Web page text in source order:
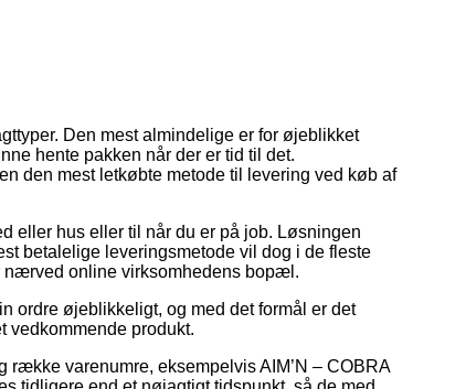
Den mest almindelige er for øjeblikket
hente pakken når der er tid til det.
den mest letkøbte metode til levering ved køb af
eller hus eller til når du er på job. Løsningen
betalelige leveringsmetode vil dog i de fleste
online virksomhedens bopæl.
ordre øjeblikkeligt, og med det formål er det
vedkommende produkt.
varenumre, eksempelvis AIM’N – COBRA